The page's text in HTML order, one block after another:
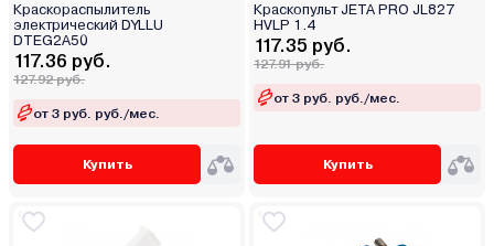
Краскораспылитель
электрический DYLLU
DTEG2A50
117.36 руб.
127.92 руб.
от 3 руб. руб./мес.
Купить
Краскопульт JETA PRO JL827
HVLP 1.4
117.35 руб.
127.91 руб.
от 3 руб. руб./мес.
Купить